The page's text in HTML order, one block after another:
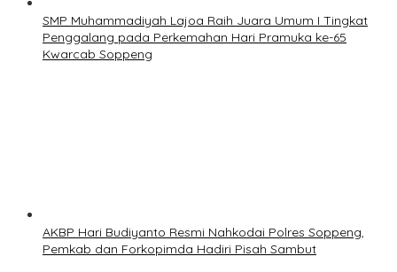
SMP Muhammadiyah Lajoa Raih Juara Umum I Tingkat
Penggalang pada Perkemahan Hari Pramuka ke-65
Kwarcab Soppeng
AKBP Hari Budiyanto Resmi Nahkodai Polres Soppeng,
Pemkab dan Forkopimda Hadiri Pisah Sambut